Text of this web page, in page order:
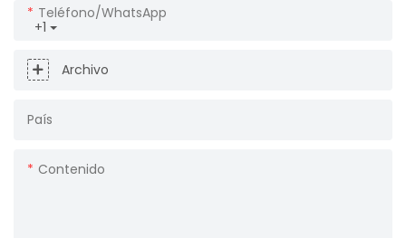
+1
Teléfono/WhatsApp
Archivo
País
Contenido